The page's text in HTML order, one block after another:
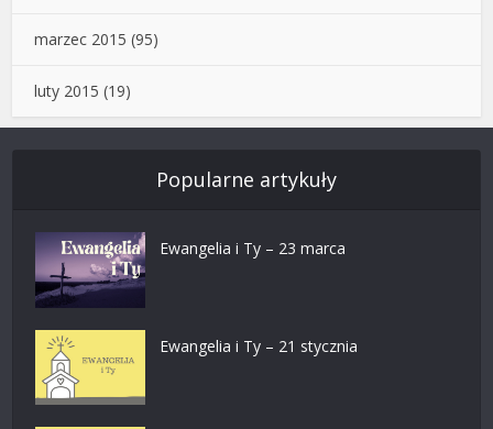
marzec 2015 (95)
luty 2015 (19)
Popularne artykuły
Ewangelia i Ty – 23 marca
Ewangelia i Ty – 21 stycznia